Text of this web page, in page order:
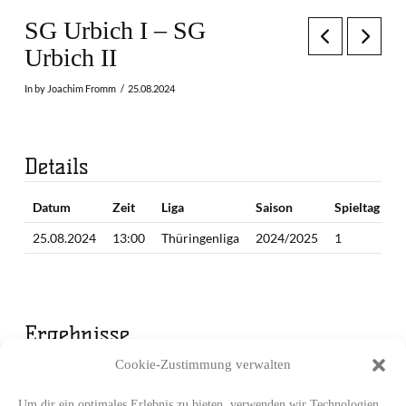
Cookie-Zustimmung verwalten
SG Urbich I – SG
Urbich II
In by Joachim Fromm 25.08.2024
Details
Datum Zeit Liga Saison
Spieltag
25.08.2024
13:00 Thüringenliga 2024/2025 1
Ergebnisse
2. Periode
Endergebnis